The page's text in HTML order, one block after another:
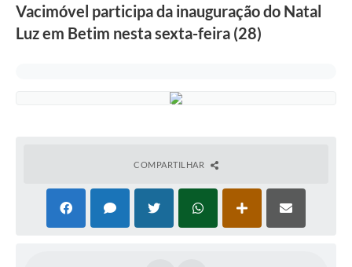
Vacimóvel participa da inauguração do Natal
Luz em Betim nesta sexta-feira (28)
COMPARTILHAR